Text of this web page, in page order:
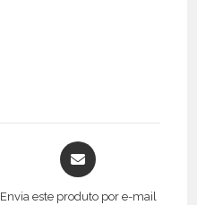
Opens
in
Envia este produto por e-mail